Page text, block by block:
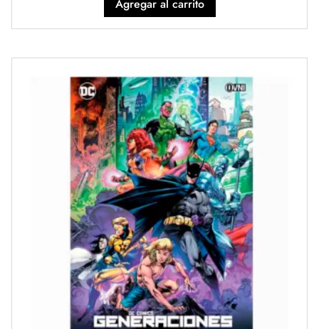
Agregar al carrito